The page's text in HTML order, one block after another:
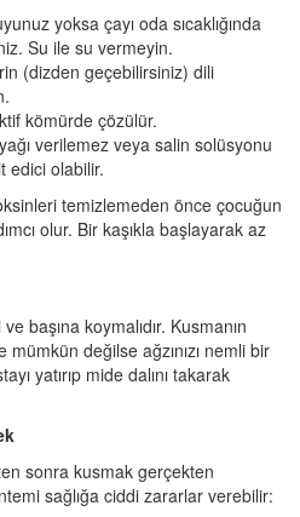
yoksa çayı oda sıcaklığında
Su ile su vermeyin.
(dizden geçebilirsiniz) dili
kömürde çözülür.
verilemez veya salin solüsyonu
edici olabilir.
temizlemeden önce çocuğun
olur. Bir kaşıkla başlayarak az
başına koymalıdır. Kusmanın
mümkün değilse ağzınızı nemli bir
yatırıp mide dalını takarak
sonra kusmak gerçekten
sağlığa ciddi zararlar verebilir: